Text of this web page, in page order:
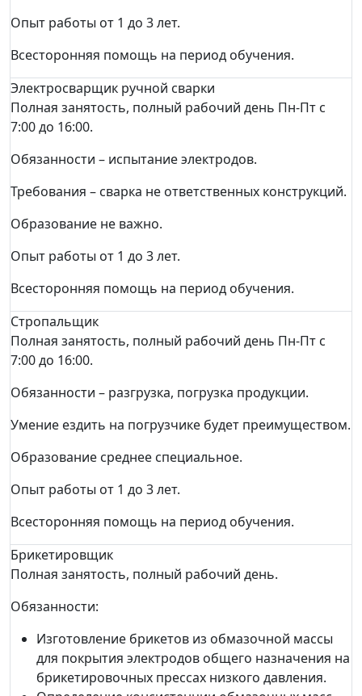
Опыт работы от 1 до 3 лет.
Всесторонняя помощь на период обучения.
Электросварщик ручной сварки
Полная занятость, полный рабочий день Пн-Пт с
7:00 до 16:00.
Обязанности – испытание электродов.
Требования – сварка не ответственных конструкций.
Образование не важно.
Опыт работы от 1 до 3 лет.
Всесторонняя помощь на период обучения.
Стропальщик
Полная занятость, полный рабочий день Пн-Пт с
7:00 до 16:00.
Обязанности – разгрузка, погрузка продукции.
Умение ездить на погрузчике будет преимуществом.
Образование среднее специальное.
Опыт работы от 1 до 3 лет.
Всесторонняя помощь на период обучения.
Брикетировщик
Полная занятость, полный рабочий день.
Обязанности:
Изготовление брикетов из обмазочной массы
для покрытия электродов общего назначения на
брикетировочных прессах низкого давления.